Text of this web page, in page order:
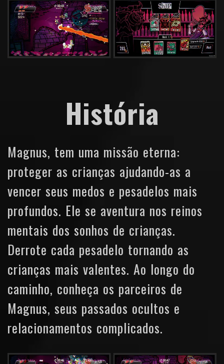
História
Magnus, tem uma missão eterna:
proteger as crianças ajudando-as a
vencer seus medos e pesadelos mais
profundos. Ele se aventura nos reinos
mentais dos sonhos de crianças.
Derrote cada pesadelo tornando as
crianças mais valentes. Ao longo do
caminho, conheça os parceiros de
Magnus, seus passados ocultos e
relacionamentos complicados.